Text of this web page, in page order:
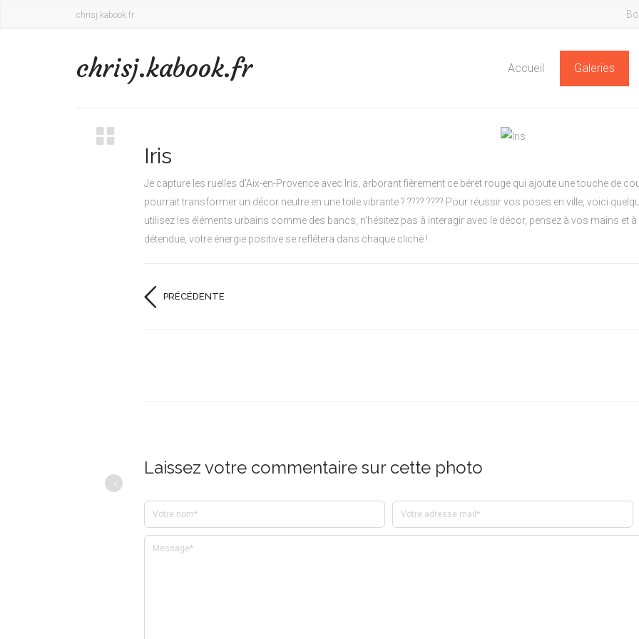
chrisj.kabook.fr
chrisj.kabook.fr Accueil Galeries
<
Iris
Je capture les ruelles d'Aix-en-Provence avec Iris, arborant fièrement ce béret rouge qui ajoute une touche de
pourrait transformer un décor neutre en une toile vibrante ? ???? ???? Pour réussir vos poses en ville, voici
utilisez les éléments urbains comme des bancs, n'hésitez pas à interagir avec le décor, pensez à vos mains et
détendue, votre énergie positive se reflétera dans chaque cliché !
PRÉCÉDENTE
Laissez votre commentaire sur cette photo